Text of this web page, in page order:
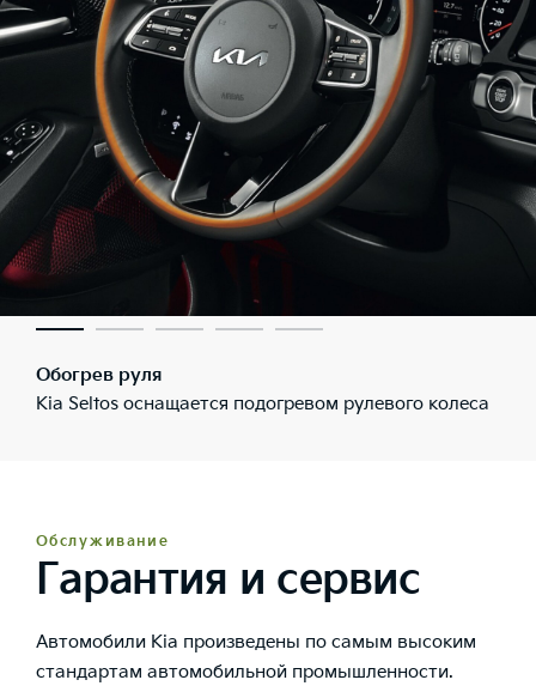
Обогрев руля
Kia Seltos оснащается подогревом рулевого колеса
Обслуживание
Гарантия и сервис
Автомобили Kia произведены по самым высоким
стандартам автомобильной промышленности.